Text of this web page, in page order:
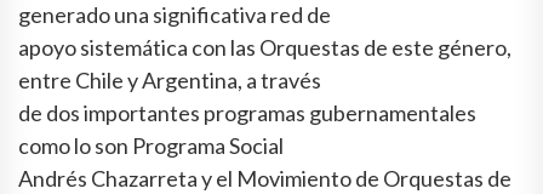
generado una significativa red de
apoyo sistemática con las Orquestas de este género,
entre Chile y Argentina, a través
de dos importantes programas gubernamentales
como lo son Programa Social
Andrés Chazarreta y el Movimiento de Orquestas de